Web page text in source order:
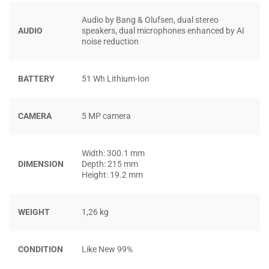
MỌI NHU CẦU CÔNG VIỆC VÀ HỌC TẬP
Core i7-1370P (14 nhân, 20 luồng, 5.2 GHz) là một trong
AUDIO
Audio by Bang & Olufsen, dual stereo
speakers, dual microphones enhanced by AI
noise reduction
BATTERY 51 Wh Lithium-Ion
CAMERA 5 MP camera
DIMENSION
Width: 300.1 mm
Depth: 215 mm
Height: 19.2 mm
WEIGHT 1,26 kg
CONDITION Like New 99%